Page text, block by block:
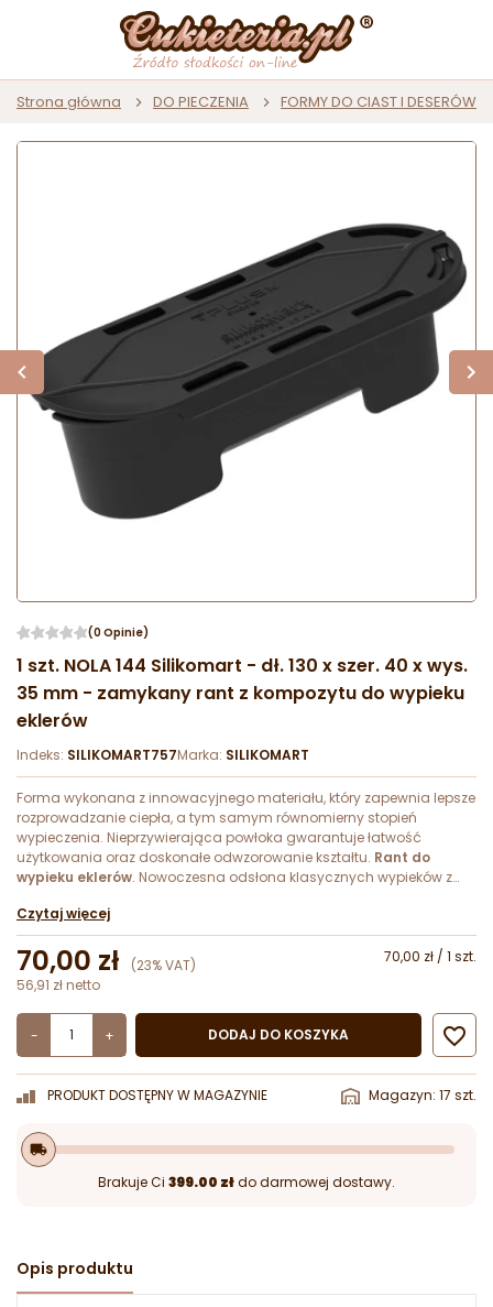
Strona główna DO PIECZENIA FORMY DO CIAST I DESERÓW
(0 Opinie)
1 szt. NOLA 144 Silikomart - dł. 130 x szer. 40 x wys.
35 mm - zamykany rant z kompozytu do wypieku
eklerów
Indeks: SILIKOMART757Marka: SILIKOMART
Forma wykonana z innowacyjnego materiału, który zapewnia lepsze
rozprowadzanie ciepła, a tym samym równomierny stopień
wypieczenia. Nieprzywierająca powłoka gwarantuje łatwość
użytkowania oraz doskonałe odwzorowanie kształtu. Rant do
wypieku eklerów. Nowoczesna odsłona klasycznych wypieków z
kompozytu do wypieku ciasta francuskiego. Idealna do tworzenia
wypieków z nadzieniem.
Czytaj więcej
70,00 zł (23% VAT)
70,00 zł / 1 szt.
56,91 zł netto
- + DODAJ DO KOSZYKA 
PRODUKT DOSTĘPNY W MAGAZYNIE Magazyn: 17 szt.
local_shipping
Brakuje Ci 399.00 złdo darmowej dostawy.
Opis produktu